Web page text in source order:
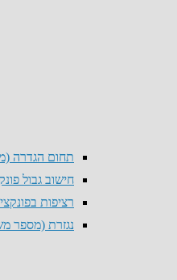
תחום הגדרה
חישוב גבול
רציפות
נגזרת (מספר